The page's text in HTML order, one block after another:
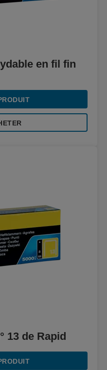
en fil fin
13 de Rapid